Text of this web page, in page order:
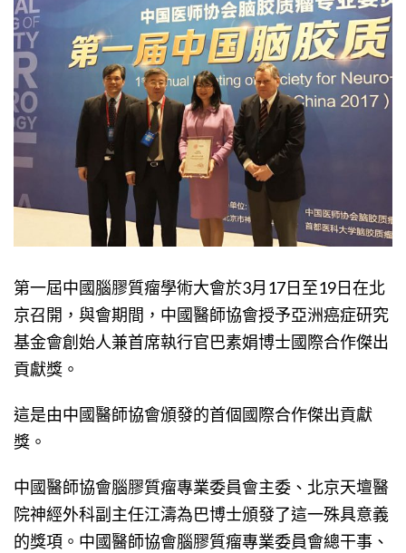
第一屆中國腦膠質瘤學術大會於3月17日至19日在北
京召開，與會期間，中國醫師協會授予亞洲癌症研究
基金會創始人兼首席執行官巴素娟博士國際合作傑出
貢獻獎。
這是由中國醫師協會頒發的首個國際合作傑出貢獻
獎。
中國醫師協會腦膠質瘤專業委員會主委、北京天壇醫
院神經外科副主任江濤為巴博士頒發了這一殊具意義
的獎項。中國醫師協會腦膠質瘤專業委員會總干事、